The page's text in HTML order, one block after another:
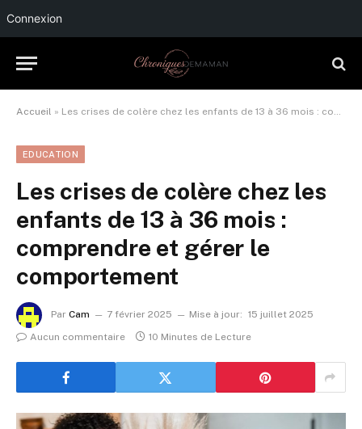
Connexion
Accueil » Les crises de colère chez les enfants de 13 à 36 mois : comprendre et gérer le comportement
EDUCATION
Les crises de colère chez les
enfants de 13 à 36 mois :
comprendre et gérer le
comportement
Par Cam 7 février 2025 Mise à jour: 15 juillet 2025
Aucun commentaire
10 Minutes de Lecture